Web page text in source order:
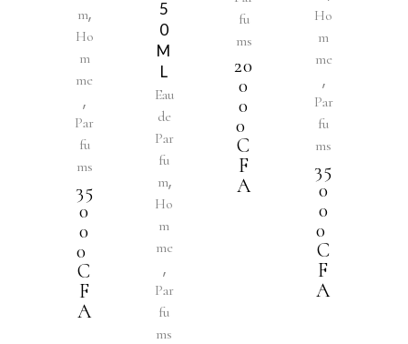
m,
Ho
m
me
,
Par
fu
ms
35
0
0
0
C
F
A
5
0
M
L
Eau
de
Par
fu
m,
Ho
m
me
,
Par
fu
ms
fu
ms
20
0
0
0
C
F
A
Ho
m
me
,
Par
fu
ms
35
0
0
0
C
F
A